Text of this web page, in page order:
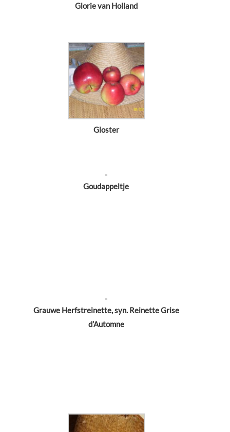
Glorie van Holland
Gloster
Goudappeltje
Grauwe Herfstreinette, syn. Reinette Grise
d’Automne